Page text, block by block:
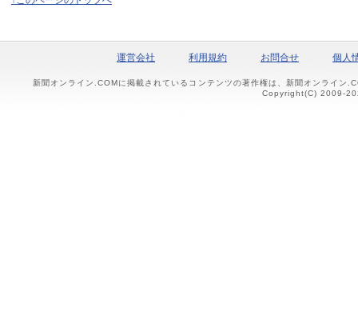
運営会社 利用規約 お問合せ 個人
新聞オンライン.COMに掲載されているコンテンツの著作権は、新聞オンライン
Copyright(C) 2009-